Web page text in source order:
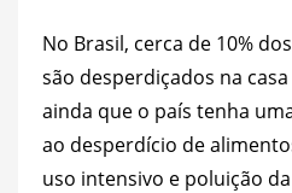
No Brasil, cerca de 10%
são desperdiçados na
ainda que o país tenha
ao desperdício de
uso intensivo e poluição